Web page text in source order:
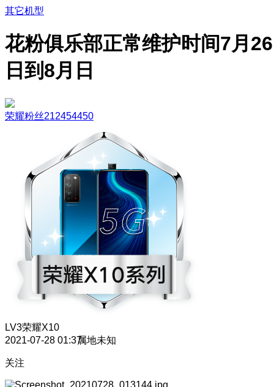
其它机型
花粉俱乐部正常维护时间7月26
日到8月日
荣耀粉丝212454450
LV3荣耀X10
2021-07-28 01:37属地未知
关注